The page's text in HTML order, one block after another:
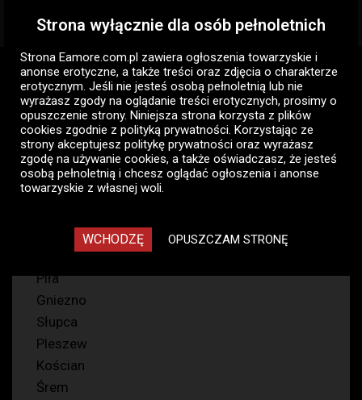
Eamore.com.pl Ogłoszenia panów
Pan szuka pary
Wielkopolskie
Pan szuka pary - ogłoszenia
towarzyskie panów
Wielkopolskie
26
Poznań
Piła
Gniezno
Słupca
Pleszew
Kościan
Śrem
Strona wyłącznie dla osób pełnoletnich
Strona Eamore.com.pl zawiera ogłoszenia towarzyskie i
anonse erotyczne, a także treści oraz zdjęcia o charakterze
erotycznym. Jeśli nie jesteś osobą pełnoletnią lub nie
wyrażasz zgody na oglądanie treści erotycznych, prosimy o
opuszczenie strony. Niniejsza strona korzysta z plików
cookies zgodnie z polityką prywatności. Korzystając ze
strony akceptujesz politykę prywatności oraz wyrażasz
zgodę na używanie cookies, a także oświadczasz, że jesteś
osobą pełnoletnią i chcesz oglądać ogłoszenia i anonse
towarzyskie z własnej woli.
WCHODZĘ OPUSZCZAM STRONĘ